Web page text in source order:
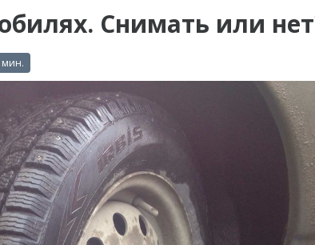
Снимать или
мин.